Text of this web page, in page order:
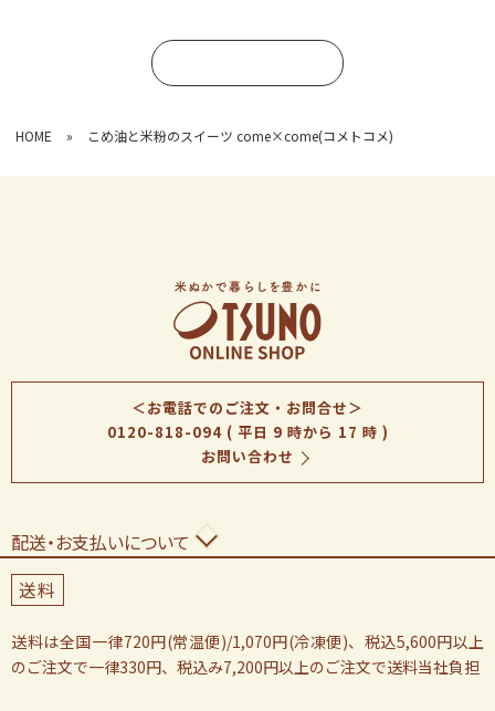
HOME » こめ油と米粉のスイーツ come×come(コメトコメ)
＜お電話でのご注文・お問合せ＞
0120-818-094( 平日 9 時から 17 時 )
お問い合わせ
配送・お支払いについて
送料
送料は全国一律720円(常温便)/1,070円(冷凍便)、税込5,600円以上
のご注文で一律330円、税込み7,200円以上のご注文で送料当社負担